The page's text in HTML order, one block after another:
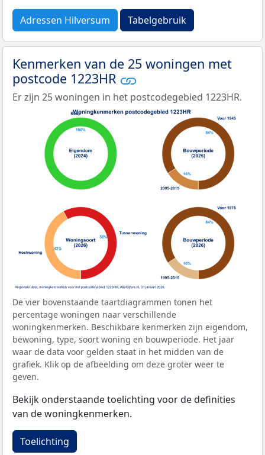
Adressen Hilversum Tabelgebruik
Kenmerken van de 25 woningen met
postcode 1223HR
Er zijn 25 woningen in het postcodegebied 1223HR.
De vier bovenstaande taartdiagrammen tonen het
percentage woningen naar verschillende
woningkenmerken. Beschikbare kenmerken zijn eigendom,
bewoning, type, soort woning en bouwperiode. Het jaar
waar de data voor gelden staat in het midden van de
grafiek. Klik op de afbeelding om deze groter weer te
geven.
Bekijk onderstaande toelichting voor de definities
van de woningkenmerken.
Toelichting